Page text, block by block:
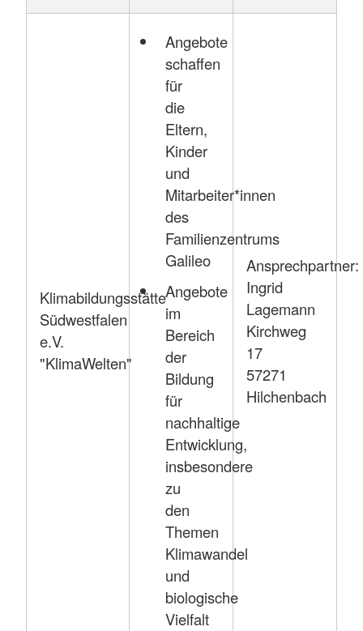
Klimabildungsstätte
Südwestfalen
e.V.
"KlimaWelten"
Angebote
schaffen
für
die
Eltern,
Kinder
und
Mitarbeiter*innen
des
Familienzentrums
Galileo
Angebote
im
Bereich
der
Bildung
für
nachhaltige
Entwicklung,
insbesondere
zu
den
Themen
Klimawandel
und
biologische
Vielfalt
Ansprechpartner:
Ingrid
Lagemann
Kirchweg
17
57271
Hilchenbach